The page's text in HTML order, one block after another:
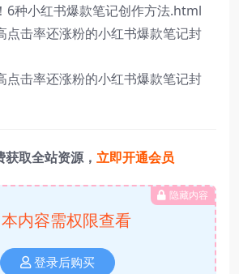
6种小红书爆款笔记创作方法.html
点击率还涨粉的小红书爆款笔记封
点击率还涨粉的小红书爆款笔记封
取全站资源， 立即开通会员
隐藏内容
本内容需权限查看
登录后购买